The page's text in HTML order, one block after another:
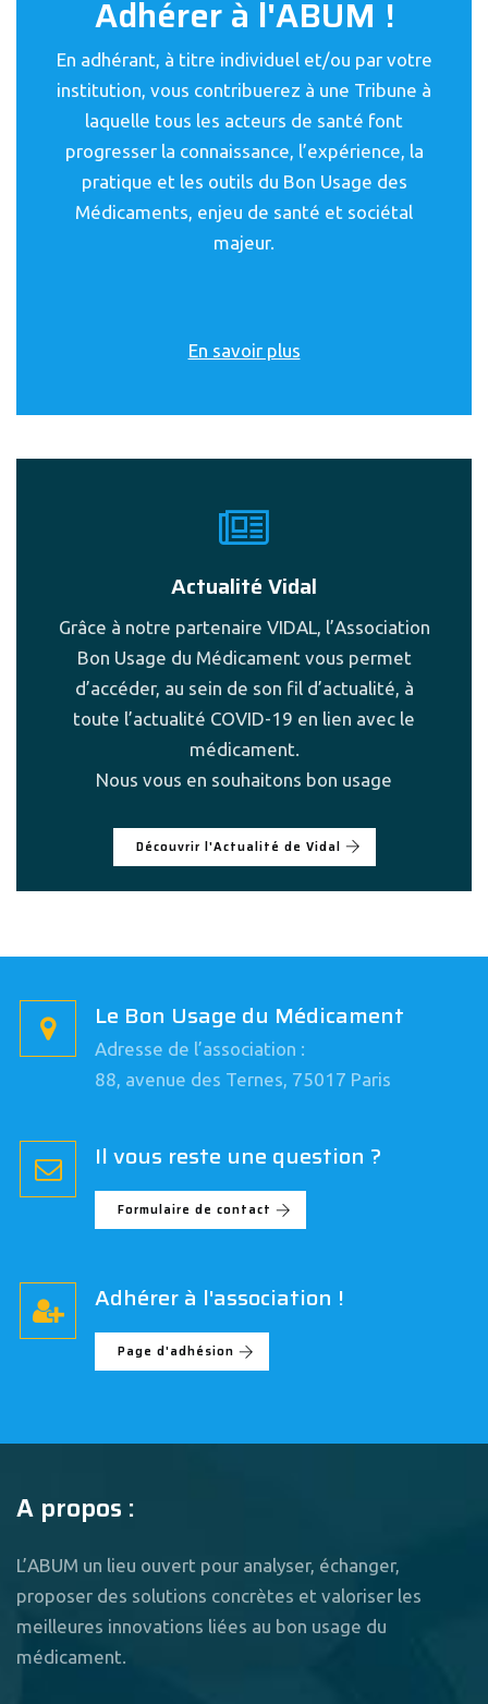
Adhérer à l'ABUM !
En adhérant, à titre individuel et/ou par votre
institution, vous contribuerez à une Tribune à
laquelle tous les acteurs de santé font
progresser la connaissance, l’expérience, la
pratique et les outils du Bon Usage des
Médicaments, enjeu de santé et sociétal
majeur.
En savoir plus
Actualité Vidal
Grâce à notre partenaire VIDAL, l’Association
Bon Usage du Médicament vous permet
d’accéder, au sein de son fil d’actualité, à
toute l’actualité COVID-19 en lien avec le
médicament.
Nous vous en souhaitons bon usage
Découvrir l'Actualité de Vidal
Le Bon Usage du Médicament
Adresse de l’association :
88, avenue des Ternes, 75017 Paris
Il vous reste une question ?
Formulaire de contact
Adhérer à l'association !
Page d'adhésion
A propos :
L’ABUM un lieu ouvert pour analyser, échanger,
proposer des solutions concrètes et valoriser les
meilleures innovations liées au bon usage du
médicament.